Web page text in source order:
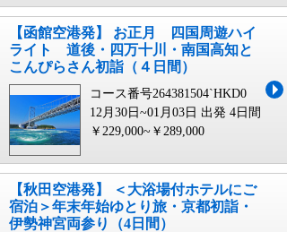
【函館空港発】 お正月 四国周遊ハイ
ライト 道後・四万十川・南国高知と
こんぴらさん初詣（４日間）
コース番号264381504`HKD0
12月30日~01月03日 出発 4日間
￥229,000~￥289,000
【秋田空港発】 ＜大浴場付ホテルにご
宿泊＞年末年始ゆとり旅・京都初詣・
伊勢神宮両参り（4日間）